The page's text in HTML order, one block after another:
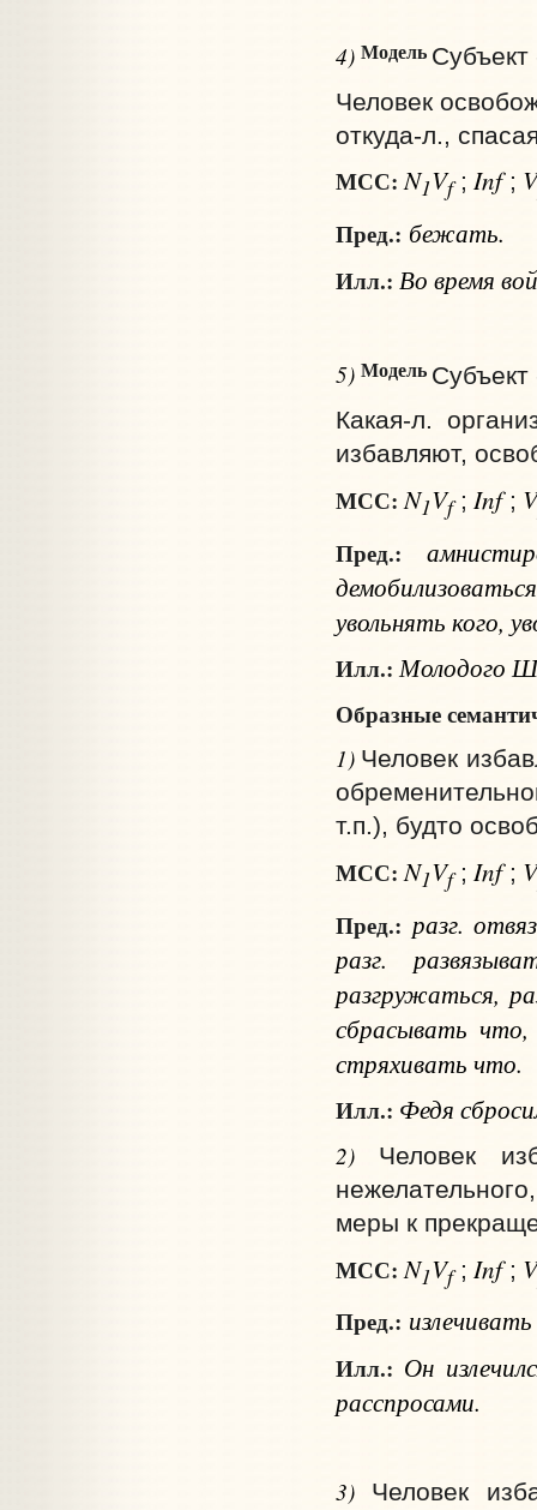
4) Модель
Человек
откуда‑л.,
МСС: N1Vf; Inf; V
Пред.: бежать.
Илл.: Во время
5) Модель Субъект
Какая‑л.
избавляют,
МСС: N1Vf; Inf; V
Пред.:
увольнять кого,
Илл.:Молодого
Образные
1) Человек
т.п.), будто
МСС: N1Vf; Inf; V
Пред.: разг.
разг.
разгружаться,
сбрасыватьчто,
стряхивать что.
Илл.: Федя
2) Человек
меры к
МСС: N1Vf; Inf; V
Пред.: излечивать
Илл.: Он
расспросами.
3) Человек